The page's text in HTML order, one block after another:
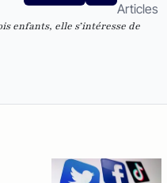
Articles
enfants, elle s’intéresse de